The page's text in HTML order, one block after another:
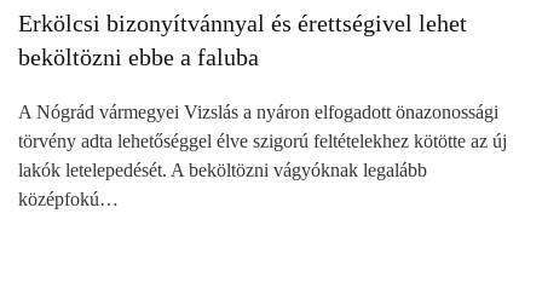
Erkölcsi bizonyítvánnyal és érettségivel lehet
beköltözni ebbe a faluba
A Nógrád vármegyei Vizslás a nyáron elfogadott önazonossági
törvény adta lehetőséggel élve szigorú feltételekhez kötötte az új
lakók letelepedését. A beköltözni vágyóknak legalább
középfokú…